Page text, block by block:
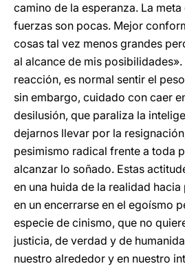
camino de la esperanza. La
fuerzas son pocas. Mejor
cosas tal vez menos grandes
al alcance de mis
reacción, es normal sentir el
sin embargo, cuidado con caer
desilusión, que paraliza la
dejarnos llevar por la
pesimismo radical frente a toda
alcanzar lo soñado. Estas
en una huida de la realidad
en un encerrarse en el egoísmo
especie de cinismo, que no
justicia, de verdad y de
nuestro alrededor y en nuestro